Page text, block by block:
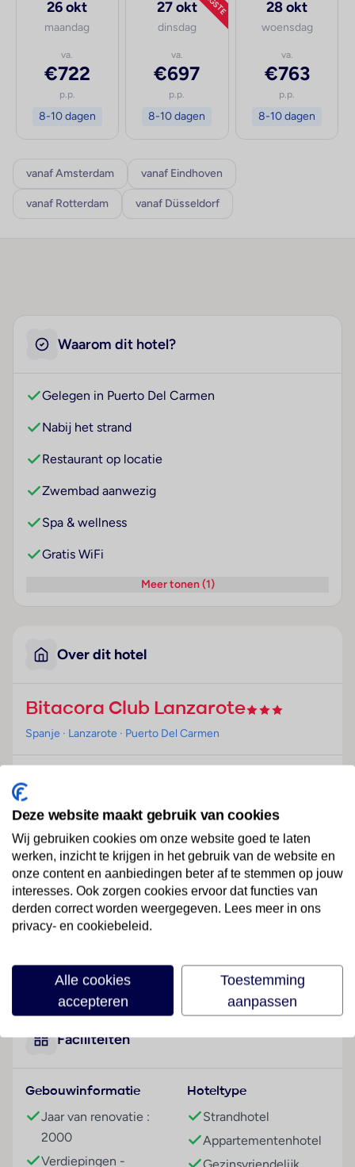
26 okt
maandag
va.
€722
p.p.
8-10 dagen
27 okt
dinsdag
va.
€697
p.p.
8-10 dagen
28 okt
woensdag
va.
€763
p.p.
8-10 dagen
vanaf Amsterdam vanaf Eindhoven
vanaf Rotterdam vanaf Düsseldorf
Waarom dit hotel?
Gelegen in Puerto Del Carmen
Nabij het strand
Restaurant op locatie
Zwembad aanwezig
Spa & wellness
Gratis WiFi
Meer tonen (1)
Over dit hotel
Bitacora Club Lanzarote
Spanje · Lanzarote · Puerto Del Carmen
Dit appartementencomplex ligt op een verhoging,
centraal in het toeristische plaatsje Puerto del
Carmen, op slechts 900 meter van het fijne
zandstrand Playa Blanca. Het centrum ligt op
ongeveer 1 kilometer afstand. Op ongeveer 600
meter afstand vindt u winkels, boetieks, bars en
restaurants. Openbaar vervoer vindt u op ongeveer
150 meter afstand.
Hotelfaciliteiten
Voor de gasten staan in een hoofdgebouw met 2
verdiepingen en in een 2 verdiepingen tellend
bijgebouw 189 appartementen, 183 studio's, 2
eenpersoons- en 4 tweepersoonskamers ter
hulZwembadzichtaardig bij het in- en uitchecken.
Het verblijf is ingericht met een garderobe, een
bagagedepot, een kluis en een wisselkantoor. Via Wi-
Fi hebben de gasten toegang tot het internet (tegen
Lees meer
Faciliteiten
Gebouwinformatie
Jaar van renovatie :
2000
Verdiepingen -
Hoteltype
Strandhotel
Appartementenhotel
Deze website maakt gebruik van cookies
Wij gebruiken cookies om onze website goed te laten
werken, inzicht te krijgen in het gebruik van de website en
onze content en aanbiedingen beter af te stemmen op jouw
interesses. Ook zorgen cookies ervoor dat functies van
derden correct worden weergegeven. Lees meer in ons
privacy- en cookiebeleid.
Alle cookies
accepteren
Toestemming
aanpassen